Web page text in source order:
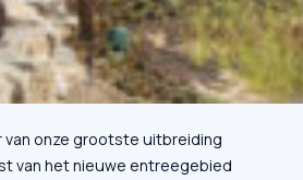
van onze grootste uitbreiding
van het nieuwe entreegebied